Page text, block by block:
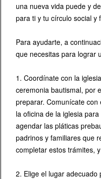
una nueva vida puede y
para ti y tu círculo social y
Para ayudarte, a
que necesitas para lograr
1. Coordínate con la
ceremonia bautismal, por
preparar. Comunícate
la oficina de la iglesia
agendar las pláticas
padrinos y familiares que
completar estos trámites,
2. Elige el lugar